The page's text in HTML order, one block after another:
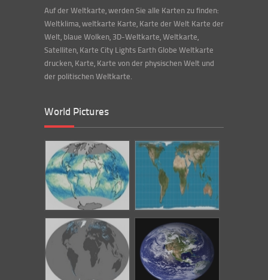
Auf der Weltkarte, werden Sie alle Karten zu finden:
Weltklima, weltkarte Karte, Karte der Welt Karte der
Welt, blaue Wolken, 3D-Weltkarte, Weltkarte,
Satelliten, Karte City Lights Earth Globe Weltkarte
drucken, Karte, Karte von der physischen Welt und
der politischen Weltkarte.
World Pictures